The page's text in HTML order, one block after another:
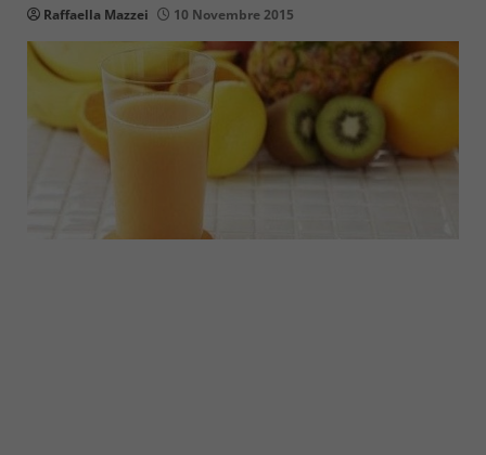
Raffaella Mazzei 10 Novembre 2015